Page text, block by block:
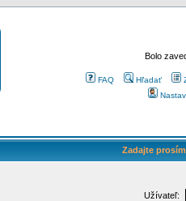
Bolo
FAQ Hľadať
Zadajte
Užívateľ: